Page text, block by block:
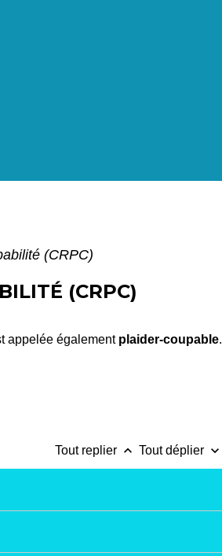
(CRPC)
(CRPC)
appelée également plaider-coupable.
Tout replier keyboard_arrow_up Tout déplier keyboard_arrow_down